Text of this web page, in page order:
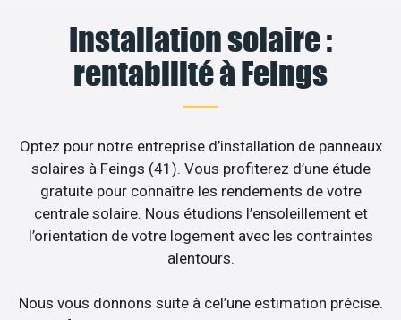
Installation solaire :
rentabilité à Feings
Optez pour notre entreprise d’installation de panneaux
solaires à Feings (41). Vous profiterez d’une étude
gratuite pour connaître les rendements de votre
centrale solaire. Nous étudions l’ensoleillement et
l’orientation de votre logement avec les contraintes
alentours.
Nous vous donnons suite à cel’une estimation précise.